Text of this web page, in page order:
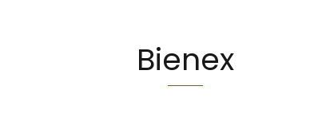
Bienex